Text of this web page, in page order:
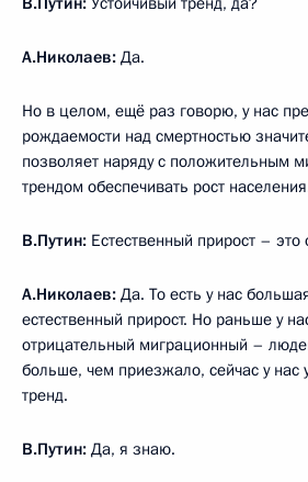
А.Николаев: Да.
Но в целом, ещё раз говорю, у нас
рождаемости над смертностью
позволяет наряду с положительным
трендом обеспечивать рост
В.Путин: Естественный прирост –
А.Николаев: Да. То есть у нас
естественный прирост. Но раньше у
отрицательный миграционный –
больше, чем приезжало, сейчас у
тренд.
В.Путин: Да, я знаю.